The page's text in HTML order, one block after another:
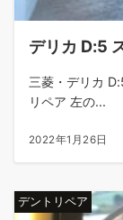
デリカ D:5
三菱・デリカ
リペア 左の...
2022年1月26日
デントリペア